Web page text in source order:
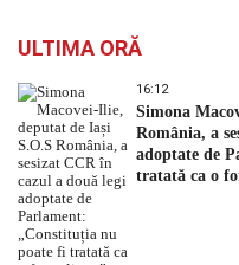
ULTIMA ORĂ
16:12
Simona
România, a
adoptate de
tratată ca o